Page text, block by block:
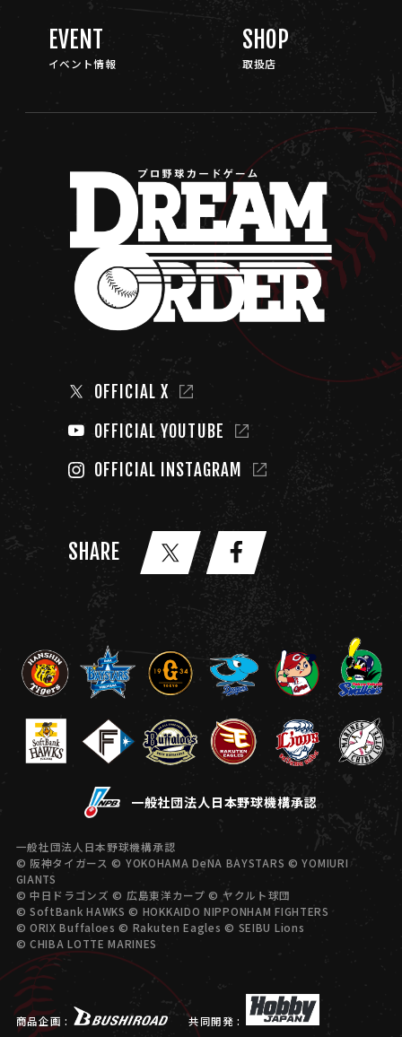
EVENT
イベント情報
SHOP
取扱店
OFFICIAL X
OFFICIAL YOUTUBE
OFFICIAL INSTAGRAM
SHARE
一般社団法人日本野球機構承認
一般社団法人日本野球機構承認
© 阪神タイガース © YOKOHAMA DeNA BAYSTARS © YOMIURI
GIANTS
© 中日ドラゴンズ © 広島東洋カープ © ヤクルト球団
© SoftBank HAWKS © HOKKAIDO NIPPONHAM FIGHTERS
© ORIX Buffaloes © Rakuten Eagles © SEIBU Lions
© CHIBA LOTTE MARINES
商品企画 : 共同開発 :